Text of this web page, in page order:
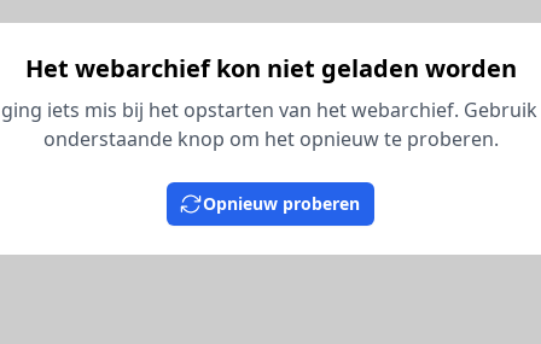
Het webarchief kon niet geladen worden
iets mis bij het opstarten van het webarchief. Gebruik
onderstaande knop om het opnieuw te proberen.
Opnieuw proberen